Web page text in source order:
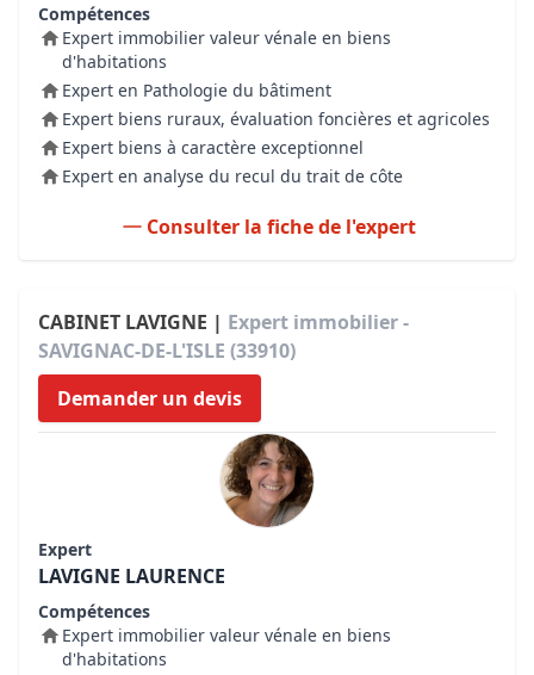
Compétences
Expert immobilier valeur vénale en biens
d'habitations
Expert en Pathologie du bâtiment
Expert biens ruraux, évaluation foncières et agricoles
Expert biens à caractère exceptionnel
Expert en analyse du recul du trait de côte
Consulter la fiche de l'expert
CABINET LAVIGNE | Expert immobilier -
SAVIGNAC-DE-L'ISLE (33910)
Demander un devis
Expert
LAVIGNE LAURENCE
Compétences
Expert immobilier valeur vénale en biens
d'habitations